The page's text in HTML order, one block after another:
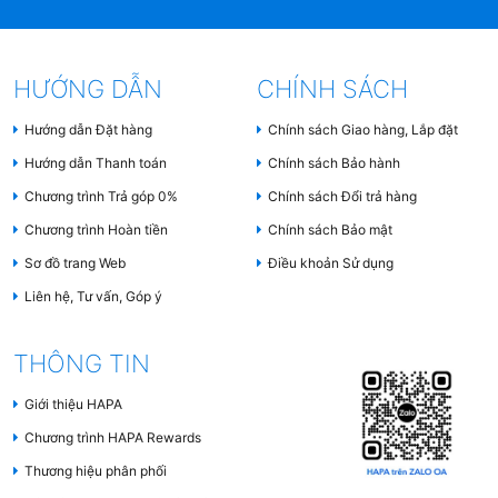
Bếp từ được thiết kế với nhiều bộ phận hiện đại,
và đảm bảo an toàn cho người dùng. Mỗi thành
phần đóng vai trò quan trọng trong việc nâng cao
3. Nguyên lí hoạt động
của Bếp Từ
Bếp từ hoạt động dựa trên nguyên lý
từ (hiện tượng Foucault)
, giúp làm nóng trực tiếp
đáy nồi mà không làm nóng bề mặt bếp. Nguyên lý
này giúp bếp từ có hiệu suất nấu nướng cao, tiết
kiệm điện năng và đảm bảo an toàn trong quá trình
HƯỚNG DẪN
Hướng dẫn Đặt hàng
Hướng dẫn Thanh toán
Chương trình Trả góp 0%
Chương trình Hoàn tiền
Sơ đồ trang Web
Liên hệ, Tư vấn, Góp ý
CHÍNH SÁCH
Chính sách Giao hàng, Lắp đặt
Chính sách Bảo hành
Chính sách Đổi trả hàng
Chính sách Bảo mật
Điều khoản Sử dụng
THÔNG TIN
Giới thiệu HAPA
Chương trình HAPA Rewards
Thương hiệu phân phối